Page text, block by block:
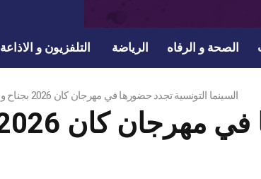
التلفزيون و الاذاعة الرياضة الصحة و الرفاه
السينما التونسية تجدد حضورها في مهرجان كان 2026 بجناح وبرمجة مهنية وثقافية